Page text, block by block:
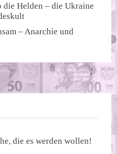
die Helden – die Ukraine
– Anarchie und
die es werden wollen!